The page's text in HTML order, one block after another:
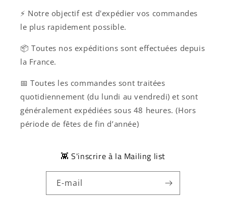
⚡ Notre objectif est d'expédier vos commandes
le plus rapidement possible.
📦 Toutes nos expéditions sont effectuées depuis
la France.
📅 Toutes les commandes sont traitées
quotidiennement (du lundi au vendredi) et sont
généralement expédiées sous 48 heures. (Hors
période de fêtes de fin d’année)
👾 S'inscrire à la Mailing list
E-mail